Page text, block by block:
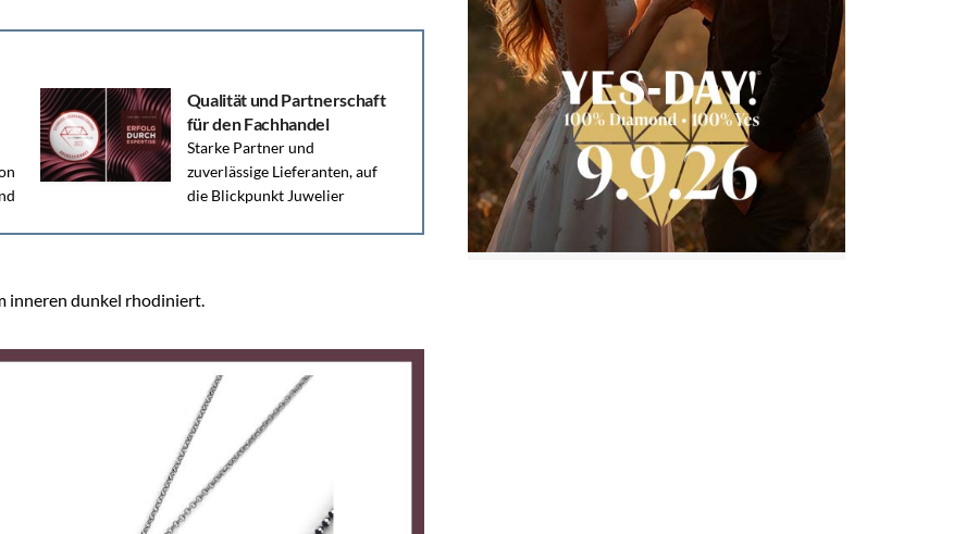
Qualität und Partnerschaft
für den Fachhandel
Starke Partner und
zuverlässige Lieferanten, auf
die Blickpunkt Juwelier
inneren dunkel rhodiniert.